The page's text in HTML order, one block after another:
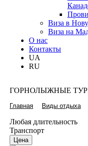
Виза в
Виза на
О нас
Контакты
UA
RU
ГОРНОЛЫЖНЫЕ
Главная Виды отдыха
Любая длительность
Транспорт